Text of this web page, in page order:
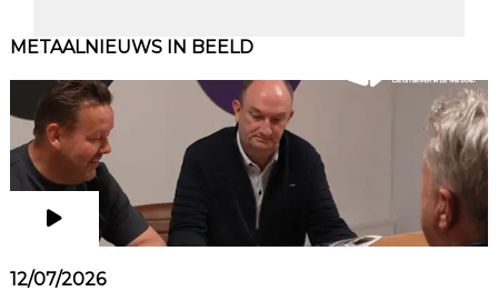
METAALNIEUWS IN BEELD
12/07/2026